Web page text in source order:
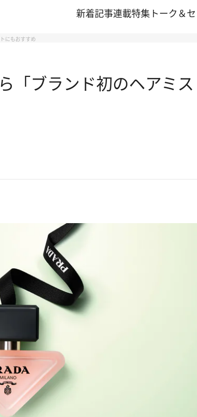
新着記事連載特集 トーク＆
にもおすすめ
「ブランド初のヘアミ